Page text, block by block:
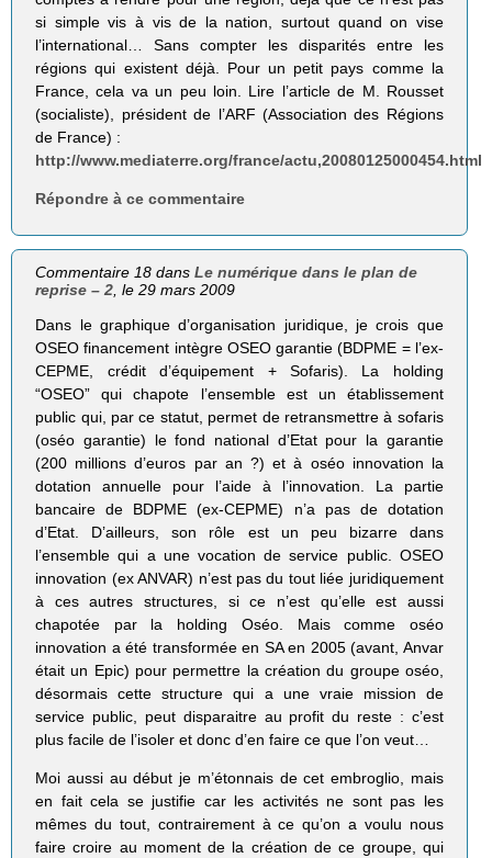
si simple vis à vis de la nation, surtout quand on vise
l’international… Sans compter les disparités entre les
régions qui existent déjà. Pour un petit pays comme la
France, cela va un peu loin. Lire l’article de M. Rousset
(socialiste), président de l’ARF (Association des Régions
de France) :
http://www.mediaterre.org/france/actu,20080125000454.html
Répondre à ce commentaire
Commentaire 18 dansLe numérique dans le plan de
reprise – 2 , le 29 mars 2009
Dans le graphique d’organisation juridique, je crois que
OSEO financement intègre OSEO garantie (BDPME = l’ex-
CEPME, crédit d’équipement + Sofaris). La holding
“OSEO” qui chapote l’ensemble est un établissement
public qui, par ce statut, permet de retransmettre à sofaris
(oséo garantie) le fond national d’Etat pour la garantie
(200 millions d’euros par an ?) et à oséo innovation la
dotation annuelle pour l’aide à l’innovation. La partie
bancaire de BDPME (ex-CEPME) n’a pas de dotation
d’Etat. D’ailleurs, son rôle est un peu bizarre dans
l’ensemble qui a une vocation de service public. OSEO
innovation (ex ANVAR) n’est pas du tout liée juridiquement
à ces autres structures, si ce n’est qu’elle est aussi
chapotée par la holding Oséo. Mais comme oséo
innovation a été transformée en SA en 2005 (avant, Anvar
était un Epic) pour permettre la création du groupe oséo,
désormais cette structure qui a une vraie mission de
service public, peut disparaitre au profit du reste : c’est
plus facile de l’isoler et donc d’en faire ce que l’on veut…
Moi aussi au début je m’étonnais de cet embroglio, mais
en fait cela se justifie car les activités ne sont pas les
mêmes du tout, contrairement à ce qu’on a voulu nous
faire croire au moment de la création de ce groupe, qui